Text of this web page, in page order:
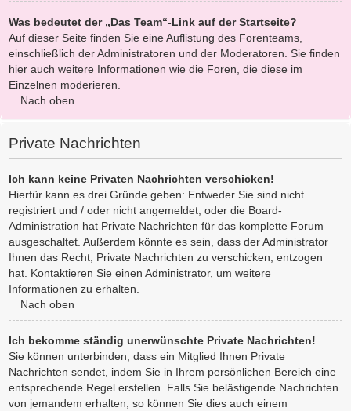
Was bedeutet der „Das Team“-Link auf der Startseite?
Auf dieser Seite finden Sie eine Auflistung des Forenteams,
einschließlich der Administratoren und der Moderatoren. Sie finden
hier auch weitere Informationen wie die Foren, die diese im
Einzelnen moderieren.
Nach oben
Private Nachrichten
Ich kann keine Privaten Nachrichten verschicken!
Hierfür kann es drei Gründe geben: Entweder Sie sind nicht
registriert und / oder nicht angemeldet, oder die Board-
Administration hat Private Nachrichten für das komplette Forum
ausgeschaltet. Außerdem könnte es sein, dass der Administrator
Ihnen das Recht, Private Nachrichten zu verschicken, entzogen
hat. Kontaktieren Sie einen Administrator, um weitere
Informationen zu erhalten.
Nach oben
Ich bekomme ständig unerwünschte Private Nachrichten!
Sie können unterbinden, dass ein Mitglied Ihnen Private
Nachrichten sendet, indem Sie in Ihrem persönlichen Bereich eine
entsprechende Regel erstellen. Falls Sie belästigende Nachrichten
von jemandem erhalten, so können Sie dies auch einem